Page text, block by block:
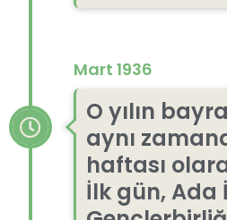
Mart 1936
O yılın
aynı
haftası
İlk gün,